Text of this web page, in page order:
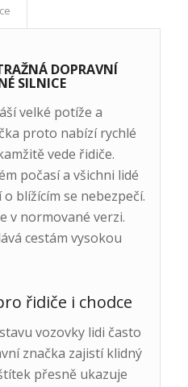
DOPRAVNÍ
SILNICE
velké potíže a
proto nabízí rychlé
vede řidiče.
počasí a všichni lidé
blížícím se nebezpečí.
v normované verzi.
cestám vysokou
řidiče i chodce
vozovky lidi často
značka zajistí klidný
přesně ukazuje